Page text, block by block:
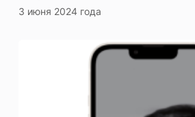
3 июня 2024 года